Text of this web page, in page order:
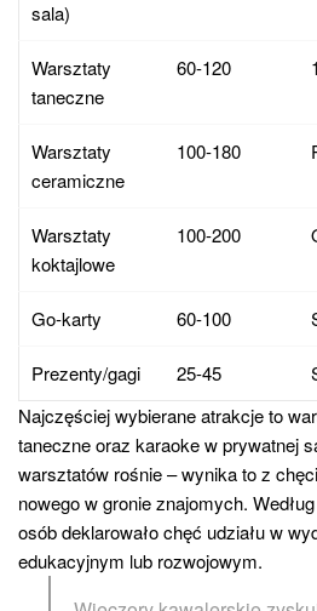
sala)
Warsztaty
taneczne
60-120
Warsztaty
ceramiczne
100-180
Warsztaty
koktajlowe
100-200
Go-karty 60-100
Prezenty/gagi 25-45
Najczęściej wybierane atrakcje to
taneczne oraz karaoke w prywatnej
warsztatów rośnie – wynika to z
nowego w gronie znajomych.
osób deklarowało chęć udziału w
edukacyjnym lub rozwojowym.